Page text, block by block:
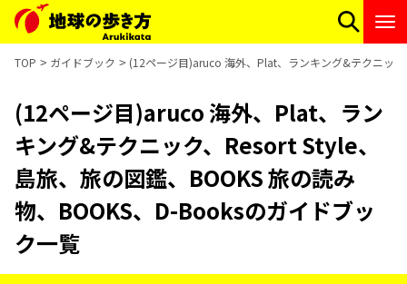
TOP ガイドブック (12ページ目)aruco 海外、Plat、ランキング&テクニッ
(12ページ目)aruco 海外、Plat、ラン
キング&テクニック、Resort Style、
島旅、旅の図鑑、BOOKS 旅の読み
物、BOOKS、D-Booksのガイドブッ
ク一覧